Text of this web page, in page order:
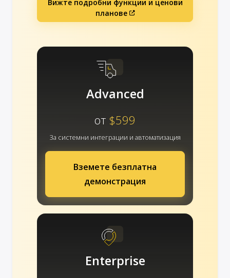
Вижте подробни функции и ценови
планове
Advanced
от $599
За системни интеграции и автоматизация
Вземете безплатна
демонстрация
Enterprise